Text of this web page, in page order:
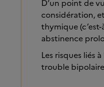
D’un point de
considération,
thymique
abstinence
Les risques liés
trouble bipolaire